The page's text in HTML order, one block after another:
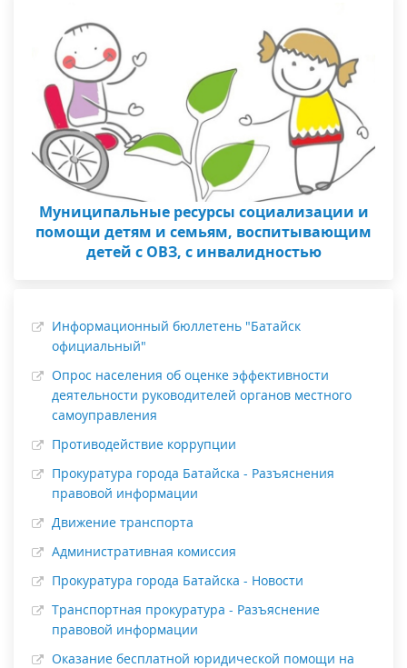
Муниципальные ресурсы социализации и
помощи детям и семьям, воспитывающим
детей с ОВЗ, с инвалидностью
Информационный бюллетень "Батайск
официальный"
Опрос населения об оценке эффективности
деятельности руководителей органов местного
самоуправления
Противодействие коррупции
Прокуратура города Батайска - Разъяснения
правовой информации
Движение транспорта
Административная комиссия
Прокуратура города Батайска - Новости
Транспортная прокуратура - Разъяснение
правовой информации
Оказание бесплатной юридической помощи на